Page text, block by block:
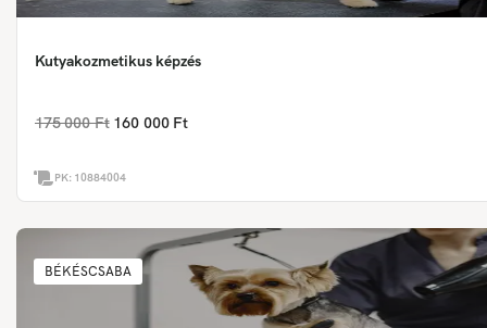
Kutyakozmetikus képzés
175 000 Ft 160 000 Ft
PK: 10884004
BÉKÉSCSABA